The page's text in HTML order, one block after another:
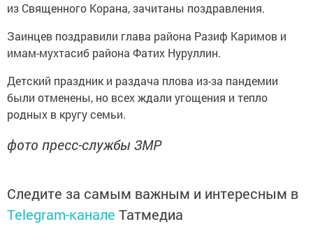
из Священного Корана, зачитаны поздравления.
Заинцев поздравили глава района Разиф Каримов и
имам-мухтасиб района Фатих Нуруллин.
Детский праздник и раздача плова из-за пандемии
были отменены, но всех ждали угощения и тепло
родных в кругу семьи.
фото пресс-службы ЗМР
Следите за самым важным и интересным в
Telegram-канале Татмедиа